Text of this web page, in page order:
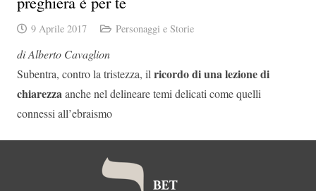
9 Aprile 2017 Personaggi e Storie
di Alberto Cavaglion
Subentra, contro la tristezza, il ricordo di una lezione di
chiarezzaanche nel delineare temi delicati come quelli
connessi all’ebraismo